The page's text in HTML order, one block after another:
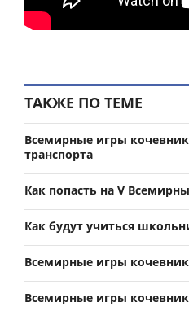
ТАКЖЕ ПО ТЕМЕ
Всемирные игры
транспорта
Как попасть на V
Как будут учиться
Всемирные игры
Всемирные игры